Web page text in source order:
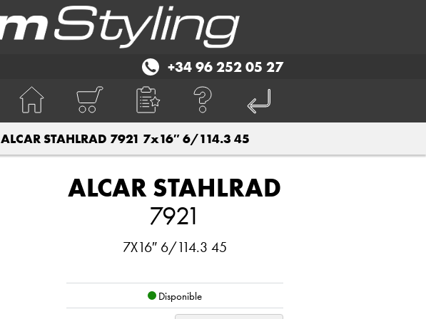
+34 96 252 05 27
ALCAR STAHLRAD 7921 7x16″ 6/114.3 45
ALCAR STAHLRAD
7921
7X16″ 6/114.3 45
Disponible